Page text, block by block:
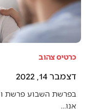
כרטיס צהוב
דצמבר 14, 2022
בפרשת השבוע פרשת
אנו…